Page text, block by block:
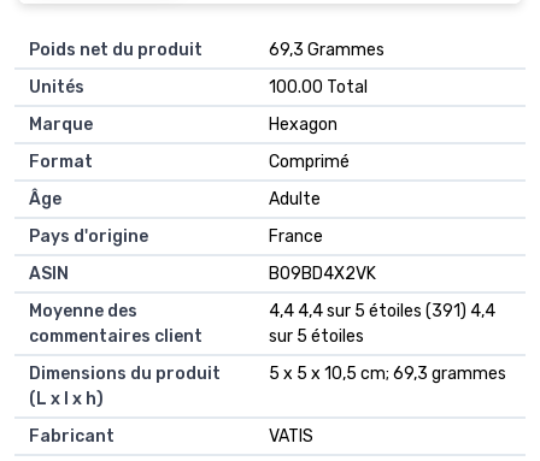
Poids net du produit
‎69,3 Grammes
Unités
‎100.00 Total
Marque
‎Hexagon
Format
‎Comprimé
Âge
‎Adulte
Pays d'origine
‎France
ASIN
B09BD4X2VK
Moyenne des
commentaires client
4,4 4,4 sur 5 étoiles (391) 4,4
sur 5 étoiles
Dimensions du produit
(L x l x h)
5 x 5 x 10,5 cm; 69,3 grammes
Fabricant
VATIS